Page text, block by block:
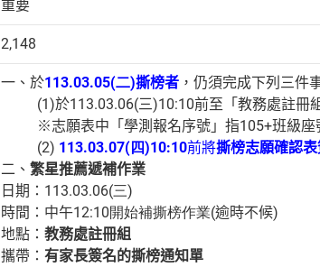
重要
2,148
一、於113.03.05(二)撕榜者 ，仍須完成下列三件
(1)於113.03.06(三)10:10前至「教務處註冊
※志願表中「學測報名序號」指105+班級座
(2) 113.03.07(四)10:10前將撕榜志願確認表
二、繁星推薦遞補作業
日期： 113.03.06(三)
時間：中午12:10開始補撕榜作業(逾時不候)
地點：教務處註冊組
攜帶：有家長簽名的撕榜通知單